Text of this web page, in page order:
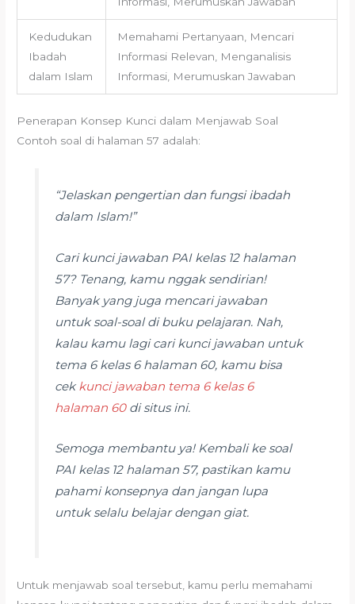
Kedudukan
Ibadah
dalam Islam
Memahami Pertanyaan, Mencari
Informasi Relevan, Menganalisis
Informasi, Merumuskan Jawaban
Penerapan Konsep Kunci dalam Menjawab Soal
Contoh soal di halaman 57 adalah:
“Jelaskan pengertian dan fungsi ibadah
dalam Islam!”
Cari kunci jawaban PAI kelas 12 halaman
57? Tenang, kamu nggak sendirian!
Banyak yang juga mencari jawaban
untuk soal-soal di buku pelajaran. Nah,
kalau kamu lagi cari kunci jawaban untuk
tema 6 kelas 6 halaman 60, kamu bisa
cekkunci jawaban tema 6 kelas 6
halaman 60di situs ini.
Semoga membantu ya! Kembali ke soal
PAI kelas 12 halaman 57, pastikan kamu
pahami konsepnya dan jangan lupa
untuk selalu belajar dengan giat.
Untuk menjawab soal tersebut, kamu perlu memahami